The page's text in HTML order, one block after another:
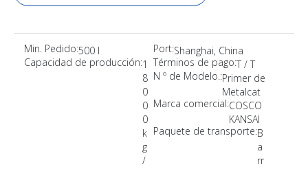
Min. Pedido:500 l Port:Shanghai, China
Capacidad de producción:1
8
0
0
0
k
g
/
Términos de pago:T / T
N º de Modelo.:Primer de
Metalcat
Marca comercial:COSCO
KANSAI
Paquete de transporte:B
a
rr